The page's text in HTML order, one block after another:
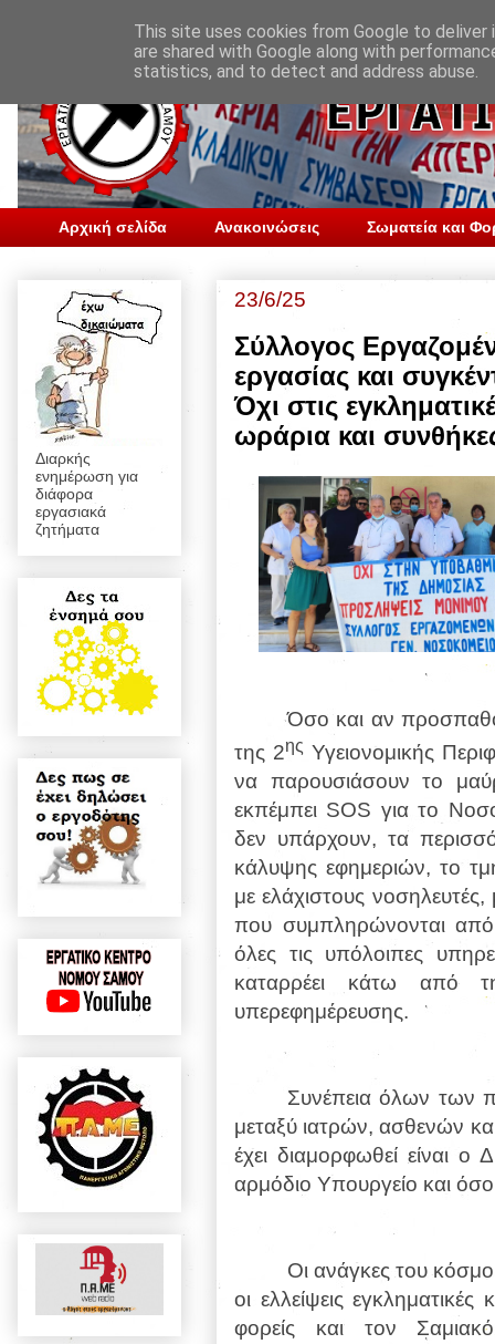
Αρχική σελίδα Ανακοινώσεις Σωματεία και
23/6/25
Σύλλογος
εργασίας και
Όχι στις
ωράρια και
Όσο και αν
της 2ης Υγειονομικής
να παρουσιάσουν το
εκπέμπει SOS για το
δεν υπάρχουν, τα
κάλυψης εφημεριών, το
με ελάχιστους
που συμπληρώνονται από
όλες τις υπόλοιπες
καταρρέει κάτω από
υπερεφημέρευσης.
Συνέπεια όλων των
μεταξύ ιατρών, ασθενών
έχει διαμορφωθεί είναι
αρμόδιο Υπουργείο και
Οι ανάγκες του
οι ελλείψεις
φορείς και τον
Διαρκής
ενημέρωση για
διάφορα
εργασιακά
ζητήματα
This site uses cookies from Google to
are shared with Google along with
statistics, and to detect and address abuse.